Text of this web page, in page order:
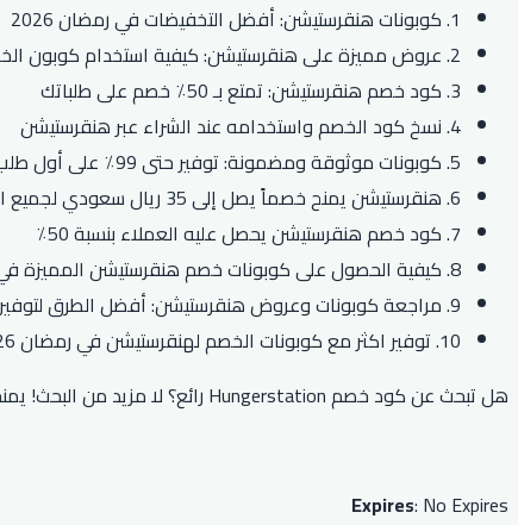
1. كوبونات هنقرستيشن: أفضل التخفيضات في رمضان 2026
2. عروض مميزة على هنقرستيشن: كيفية استخدام كوبون الخصم؟
3. كود خصم هنقرستيشن: تمتع بـ 50٪ خصم على طلباتك
4. نسخ كود الخصم واستخدامه عند الشراء عبر هنقرستيشن
5. كوبونات موثوقة ومضمونة: توفير حتى 99٪ على أول طلب
6. هنقرستيشن يمنح خصماً يصل إلى 35 ريال سعودي لجميع الطلبات
7. كود خصم هنقرستيشن يحصل عليه العملاء بنسبة 50٪
8. كيفية الحصول على كوبونات خصم هنقرستيشن المميزة في رمضان 2026
9. مراجعة كوبونات وعروض هنقرستيشن: أفضل الطرق لتوفير المال
10. توفير اكثر مع كوبونات الخصم لهنقرستيشن في رمضان 2026.
هل تبحث عن كود خصم Hungerstation رائع؟ لا مزيد من البحث! يمنحك رمزنا خصمًا بنسبة 20٪ على طلبك، وهو صالح على جميع الطلبات. فقط أدخل الرمز عند الخروج للاستفادة من هذا العرض الرائع.
Expires: No Expires